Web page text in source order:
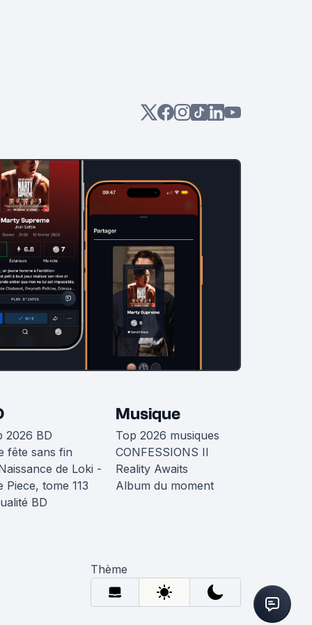
2026 BD
fête sans fin
de Loki -
Piece, tome 113
BD
Musique
Top 2026 musiques
CONFESSIONS II
Reality Awaits
Album du moment
Thème